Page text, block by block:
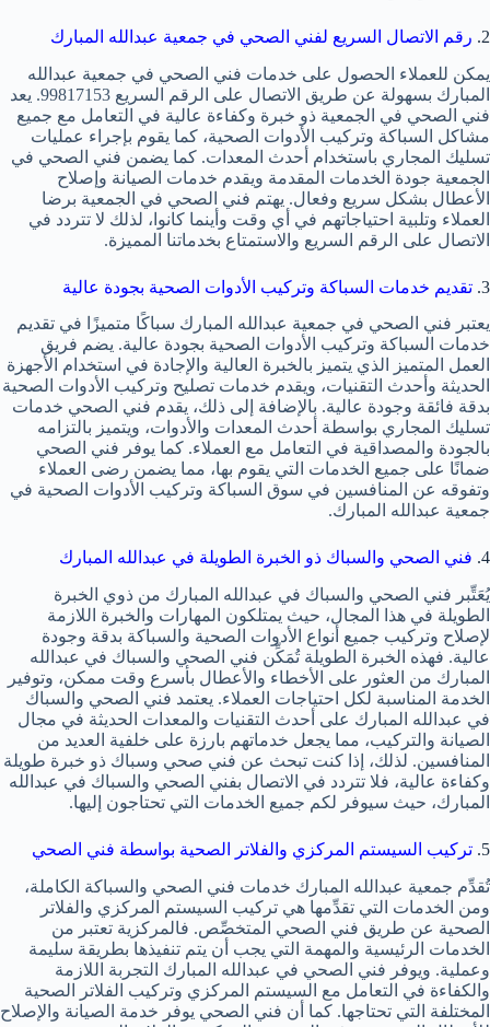
2. رقم الاتصال السريع لفني الصحي في جمعية عبدالله المبارك
يمكن للعملاء الحصول على خدمات فني الصحي في جمعية عبدالله
المبارك بسهولة عن طريق الاتصال على الرقم السريع 99817153. يعد
فني الصحي في الجمعية ذو خبرة وكفاءة عالية في التعامل مع جميع
مشاكل السباكة وتركيب الأدوات الصحية، كما يقوم بإجراء عمليات
تسليك المجاري باستخدام أحدث المعدات. كما يضمن فني الصحي في
الجمعية جودة الخدمات المقدمة ويقدم خدمات الصيانة وإصلاح
الأعطال بشكل سريع وفعال. يهتم فني الصحي في الجمعية برضا
العملاء وتلبية احتياجاتهم في أي وقت وأينما كانوا، لذلك لا تتردد في
الاتصال على الرقم السريع والاستمتاع بخدماتنا المميزة.
3. تقديم خدمات السباكة وتركيب الأدوات الصحية بجودة عالية
يعتبر فني الصحي في جمعية عبدالله المبارك سباكًا متميزًا في تقديم
خدمات السباكة وتركيب الأدوات الصحية بجودة عالية. يضم فريق
العمل المتميز الذي يتميز بالخبرة العالية والإجادة في استخدام الأجهزة
الحديثة وأحدث التقنيات، ويقدم خدمات تصليح وتركيب الأدوات الصحية
بدقة فائقة وجودة عالية. بالإضافة إلى ذلك، يقدم فني الصحي خدمات
تسليك المجاري بواسطة أحدث المعدات والأدوات، ويتميز بالتزامه
بالجودة والمصداقية في التعامل مع العملاء. كما يوفر فني الصحي
ضمانًا على جميع الخدمات التي يقوم بها، مما يضمن رضى العملاء
وتفوقه عن المنافسين في سوق السباكة وتركيب الأدوات الصحية في
جمعية عبدالله المبارك.
4. فني الصحي والسباك ذو الخبرة الطويلة في عبدالله المبارك
يُعَتِّبر فني الصحي والسباك في عبدالله المبارك من ذوي الخبرة
الطويلة في هذا المجال، حيث يمتلكون المهارات والخبرة اللازمة
لإصلاح وتركيب جميع أنواع الأدوات الصحية والسباكة بدقة وجودة
عالية. فهذه الخبرة الطويلة تُمَكِّن فني الصحي والسباك في عبدالله
المبارك من العثور على الأخطاء والأعطال بأسرع وقت ممكن، وتوفير
الخدمة المناسبة لكل احتياجات العملاء. يعتمد فني الصحي والسباك
في عبدالله المبارك على أحدث التقنيات والمعدات الحديثة في مجال
الصيانة والتركيب، مما يجعل خدماتهم بارزة على خلفية العديد من
المنافسين. لذلك، إذا كنت تبحث عن فني صحي وسباك ذو خبرة طويلة
وكفاءة عالية، فلا تتردد في الاتصال بفني الصحي والسباك في عبدالله
المبارك، حيث سيوفر لكم جميع الخدمات التي تحتاجون إليها.
5. تركيب السيستم المركزي والفلاتر الصحية بواسطة فني الصحي
تُقدِّم جمعية عبدالله المبارك خدمات فني الصحي والسباكة الكاملة،
ومن الخدمات التي تقدِّمها هي تركيب السيستم المركزي والفلاتر
الصحية عن طريق فني الصحي المتخصِّص. فالمركزية تعتبر من
الخدمات الرئيسية والمهمة التي يجب أن يتم تنفيذها بطريقة سليمة
وعملية. ويوفر فني الصحي في عبدالله المبارك التجربة اللازمة
والكفاءة في التعامل مع السيستم المركزي وتركيب الفلاتر الصحية
المختلفة التي تحتاجها. كما أن فني الصحي يوفر خدمة الصيانة والإصلاح